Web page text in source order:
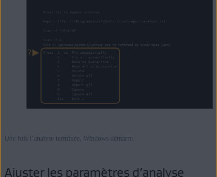
Une fois l’analyse terminée, Windows démarre.
Ajuster les paramètres d’analyse